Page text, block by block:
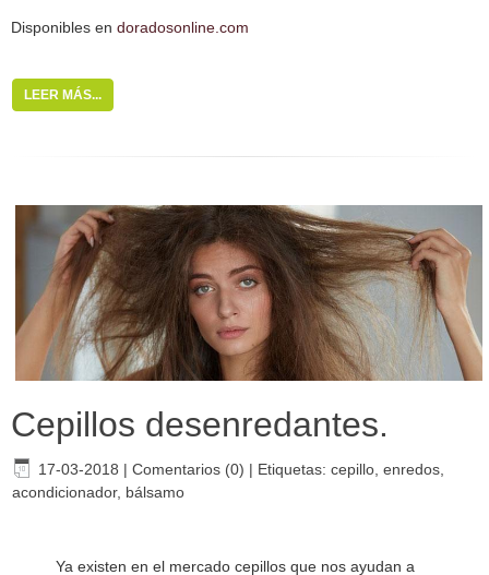
Disponibles en doradosonline.com
LEER MÁS...
Cepillos desenredantes.
17-03-2018 | Comentarios (0) | Etiquetas: cepillo enredos
acondicionador, bálsamo
Ya existen en el mercado cepillos que nos ayudan a